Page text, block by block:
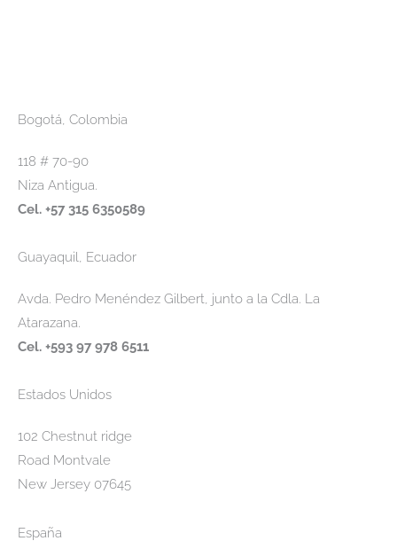
Bogotá, Colombia
118 # 70-90
Niza Antigua.
Cel. +57 315 6350589
Guayaquil, Ecuador
Avda. Pedro Menéndez Gilbert, junto a la Cdla. La
Atarazana.
Cel. +593 97 978 6511
Estados Unidos
102 Chestnut ridge
Road Montvale
New Jersey 07645
España